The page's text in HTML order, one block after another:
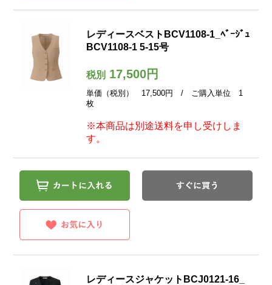
レディースベストBCV1108-1_ﾍﾞｰｼﾞｭ
BCV1108-1 5-15号
税別17,500円
単価（税別） 17,500円 / ご購入単位 1
枚
※本商品は別途送料を申し受けしま
す。
レディースジャケットBCJ0121-16_